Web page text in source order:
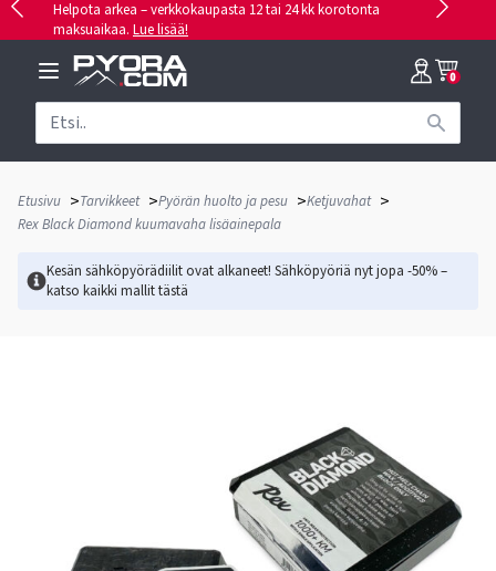
Helpota arkea – verkkokaupasta 12 tai 24 kk korotonta
maksuaikaa. Lue lisää!
0
Etusivu >Tarvikkeet >Pyörän huolto ja pesu >Ketjuvahat >
Rex Black Diamond kuumavaha lisäainepala
Kesän sähköpyörädiilit ovat alkaneet! Sähköpyöriä nyt jopa -50% –
katso kaikki mallittästä